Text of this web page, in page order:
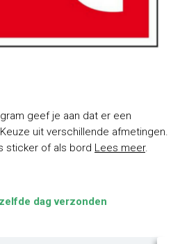
geef je aan dat er een
uit verschillende afmetingen.
sticker of als bord Lees meer.
dag verzonden